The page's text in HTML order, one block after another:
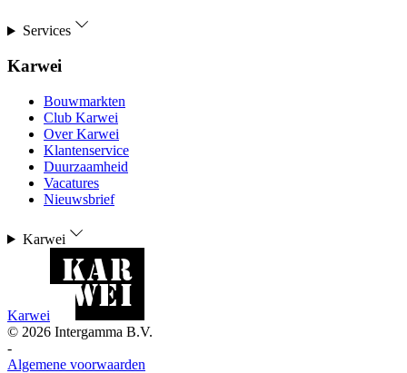
Services
Karwei
Bouwmarkten
Club Karwei
Over Karwei
Klantenservice
Duurzaamheid
Vacatures
Nieuwsbrief
Karwei
Karwei
© 2026 Intergamma B.V.
-
Algemene voorwaarden